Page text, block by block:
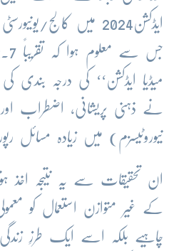
ایڈکشن2024 میں کالج/
میڈیا ایڈکشن‘‘ کی درجہ
نے ذہنی پریشانی، اضطراب
نیوروٹیسزم) میں زیادہ مسائل
ان تحقیقات سے یہ نتیجہ اخذ
کے غیر متوازن استعمال کو
چاہیے بلکہ اسے ایک طرزِ